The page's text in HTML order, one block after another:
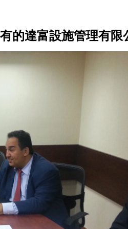
的達富設施管理有限